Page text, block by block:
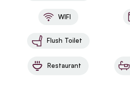
WIFI
Flush Toilet
Restaurant